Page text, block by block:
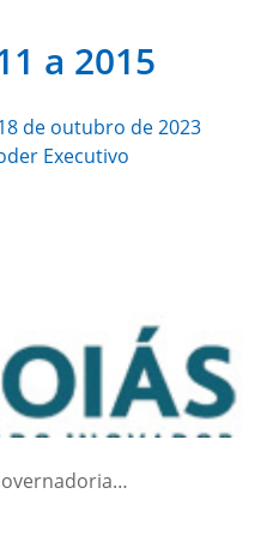
a 2015
de outubro de 2023
Executivo